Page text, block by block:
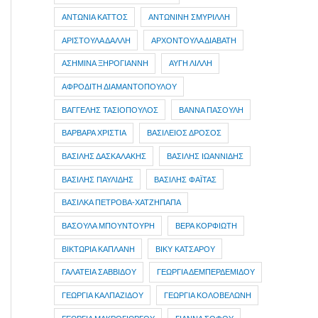
ΑΝΤΩΝΙΑ ΚΑΤΤΟΣ ΑΝΤΩΝΙΝΗ ΣΜΥΡΙΛΛΗ
ΑΡΙΣΤΟΥΛΑ ΔΑΛΛΗ ΑΡΧΟΝΤΟΥΛΑ ΔΙΑΒΑΤΗ
ΑΣΗΜΙΝΑ ΞΗΡΟΓΙΑΝΝΗ ΑΥΓΗ ΛΙΛΛΗ
ΑΦΡΟΔΙΤΗ ΔΙΑΜΑΝΤΟΠΟΥΛΟΥ
ΒΑΓΓΕΛΗΣ ΤΑΣΙΟΠΟΥΛΟΣ ΒΑΝΝΑ ΠΑΣΟΥΛΗ
ΒΑΡΒΑΡΑ ΧΡΙΣΤΙΑ ΒΑΣΙΛΕΙΟΣ ΔΡΟΣΟΣ
ΒΑΣΙΛΗΣ ΔΑΣΚΑΛΑΚΗΣ ΒΑΣΙΛΗΣ ΙΩΑΝΝΙΔΗΣ
ΒΑΣΙΛΗΣ ΠΑΥΛΙΔΗΣ ΒΑΣΙΛΗΣ ΦΑΪΤΑΣ
ΒΑΣΙΛΚΑ ΠΕΤΡΟΒΑ-ΧΑΤΖΗΠΑΠΑ
ΒΑΣΟΥΛΑ ΜΠΟΥΝΤΟΥΡΗ ΒΕΡΑ ΚΟΡΦΙΩΤΗ
ΒΙΚΤΩΡΙΑ ΚΑΠΛΑΝΗ ΒΙΚΥ ΚΑΤΣΑΡΟΥ
ΓΑΛΑΤΕΙΑ ΣΑΒΒΙΔΟΥ ΓΕΩΡΓΙΑ ΔΕΜΠΕΡΔΕΜΙΔΟΥ
ΓΕΩΡΓΙΑ ΚΑΛΠΑΖΙΔΟΥ ΓΕΩΡΓΙΑ ΚΟΛΟΒΕΛΩΝΗ